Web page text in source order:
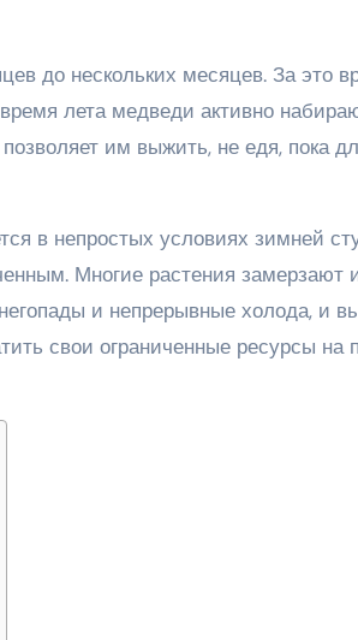
до нескольких месяцев. За это
лета медведи активно
им выжить, не едя, пока
в непростых условиях зимней
Многие растения замерзают
и непрерывные холода, и
свои ограниченные ресурсы на